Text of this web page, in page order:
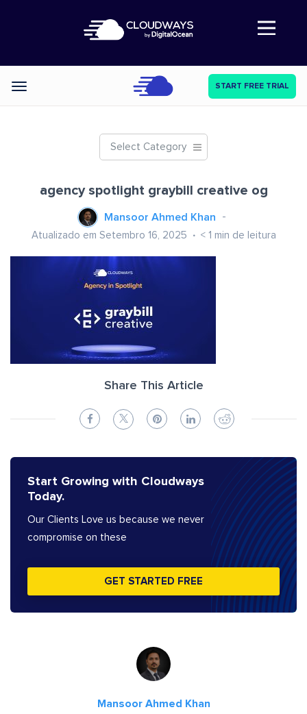
Abre a navegação
Categories START FREE TRIAL
Select Category
agency spotlight graybill creative og
Mansoor Ahmed Khan
Atualizado em Setembro 16, 2025 < 1 min de leitura
Share This Article
Start Growing with Cloudways
Today.
Our Clients Love us because we never
compromise on these
GET STARTED FREE
Mansoor Ahmed Khan